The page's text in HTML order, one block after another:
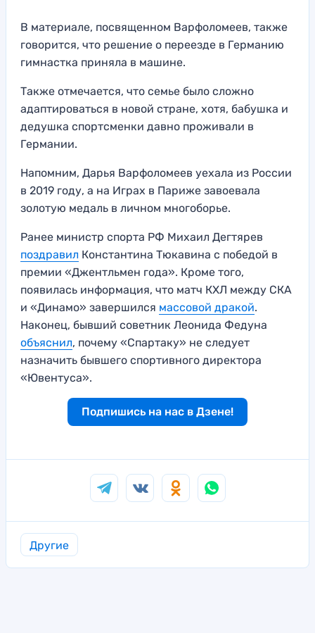
В материале, посвященном Варфоломеев, также
говорится, что решение о переезде в Германию
гимнастка приняла в машине.
Также отмечается, что семье было сложно
адаптироваться в новой стране, хотя, бабушка и
дедушка спортсменки давно проживали в
Германии.
Напомним, Дарья Варфоломеев уехала из России
в 2019 году, а на Играх в Париже завоевала
золотую медаль в личном многоборье.
Ранее министр спорта РФ Михаил Дегтярев
поздравил Константина Тюкавина с победой в
премии «Джентльмен года». Кроме того,
появилась информация, что матч КХЛ между СКА
и «Динамо» завершился массовой дракой.
Наконец, бывший советник Леонида Федуна
объяснил, почему «Спартаку» не следует
назначить бывшего спортивного директора
«Ювентуса».
Подпишись на нас в Дзене!
Другие